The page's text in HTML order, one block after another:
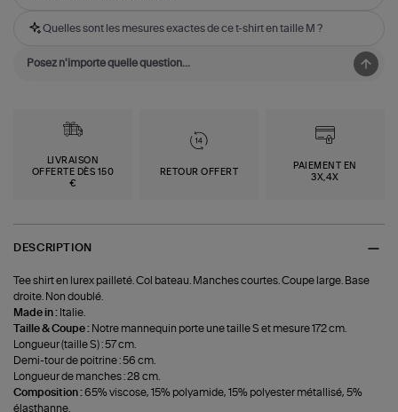
Quelles sont les mesures exactes de ce t-shirt en taille M ?
LIVRAISON
OFFERTE DÈS 150
€
RETOUR OFFERT
PAIEMENT EN
3X,4X
DESCRIPTION
Tee shirt en lurex pailleté. Col bateau. Manches courtes. Coupe large. Base
droite. Non doublé.
Made in : Italie.
Taille & Coupe : Notre mannequin porte une taille S et mesure 172 cm.
Longueur (taille S) : 57 cm.
Demi-tour de poitrine : 56 cm.
Longueur de manches : 28 cm.
Composition :65% viscose, 15% polyamide, 15% polyester métallisé, 5%
élasthanne.